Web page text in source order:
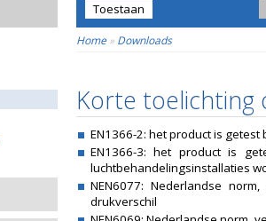
Prijslijst
Toestaan
Home» Downloads
Korte toelichting
EN1366-2: het product is
EN1366-3: het product is
luchtbehandelingsinstallaties
NEN6077: Nederlandse
drukverschil